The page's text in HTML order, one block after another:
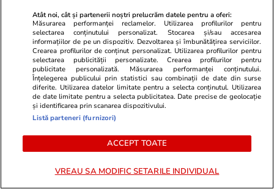
Elle.ro
O mai ții minte pe Janine Sârbu?
Cum arată și cu ce se ocupă acum
fosta soție a lui Adrian Sârbu și
modele din anii 90. A fost
decorată recent de Ministerul
Culturii din Franța. Foto
Unica.ro
Mirabela
de Apel
Atât noi, cât și partenerii noștri prelucrăm datele pentru a oferi:
Măsurarea performanței reclamelor. Utilizarea profilurilor pentru
selectarea conținutului personalizat. Stocarea și/sau accesarea
informațiilor de pe un dispozitiv. Dezvoltarea și îmbunătățirea serviciilor.
Crearea profilurilor de conținut personalizat. Utilizarea profilurilor pentru
selectarea publicității personalizate. Crearea profilurilor pentru
publicitate personalizată. Măsurarea performanței conținutului.
Înțelegerea publicului prin statistici sau combinații de date din surse
diferite. Utilizarea datelor limitate pentru a selecta conținutul. Utilizarea
de date limitate pentru a selecta publicitatea. Date precise de geolocație
și identificarea prin scanarea dispozitivului.
Listă parteneri (furnizori)
ACCEPT TOATE
VREAU SA MODIFIC SETARILE INDIVIDUAL